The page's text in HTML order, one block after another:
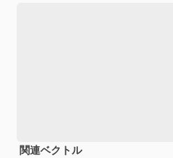
関連ベクトル